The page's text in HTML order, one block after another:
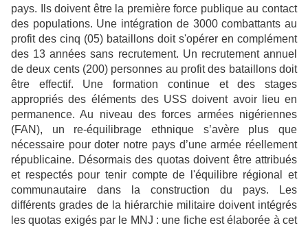
pays. Ils doivent être la première force publique au contact
des populations. Une intégration de 3000 combattants au
profit des cinq (05) bataillons doit s'opérer en complément
des 13 années sans recrutement. Un recrutement annuel
de deux cents (200) personnes au profit des bataillons doit
être effectif. Une formation continue et des stages
appropriés des éléments des USS doivent avoir lieu en
permanence. Au niveau des forces armées nigériennes
(FAN), un re-équilibrage ethnique s’avère plus que
nécessaire pour doter notre pays d’une armée réellement
républicaine. Désormais des quotas doivent être attribués
et respectés pour tenir compte de l'équilibre régional et
communautaire dans la construction du pays. Les
différents grades de la hiérarchie militaire doivent intégrés
les quotas exigés par le MNJ : une fiche est élaborée à cet